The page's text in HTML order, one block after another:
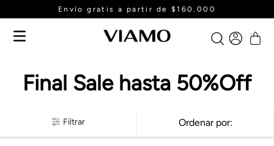
Envío gratis a partir de $160.000
Final Sale hasta 50%Off
Filtrar Ordenar por